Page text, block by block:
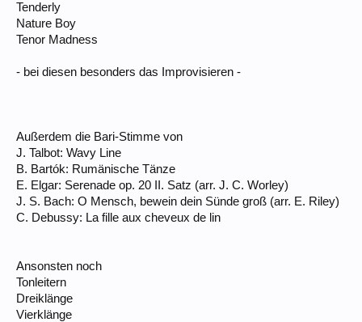
Tenderly
Nature Boy
Tenor Madness
- bei diesen besonders das Improvisieren -
Außerdem die Bari-Stimme von
J. Talbot: Wavy Line
B. Bartók: Rumänische Tänze
E. Elgar: Serenade op. 20 II. Satz (arr. J. C. Worley)
J. S. Bach: O Mensch, bewein dein Sünde groß (arr. E. Riley)
C. Debussy: La fille aux cheveux de lin
Ansonsten noch
Tonleitern
Dreiklänge
Vierklänge